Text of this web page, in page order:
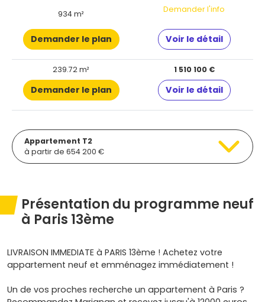
934 m² Demander l'info
Demander le plan Voir le détail
239.72 m² 1 510 100 €
Demander le plan Voir le détail
Appartement T2
à partir de 654 200 €
Présentation du programme neuf
à Paris 13ème
LIVRAISON IMMEDIATE à PARIS 13ème ! Achetez votre
appartement neuf et emménagez immédiatement !
Un de vos proches recherche un appartement à Paris ?